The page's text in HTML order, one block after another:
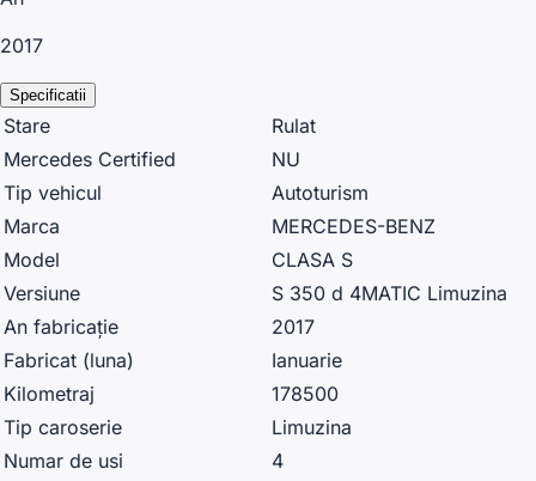
2017
Specificatii
Stare
Rulat
Mercedes Certified
NU
Tip vehicul
Autoturism
Marca
MERCEDES-BENZ
Model
CLASA S
Versiune
S 350 d 4MATIC Limuzina
An fabricație
2017
Fabricat (luna)
Ianuarie
Kilometraj
178500
Tip caroserie
Limuzina
Numar de usi
4